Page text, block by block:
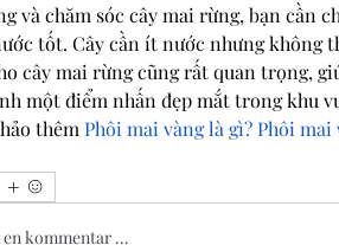
và chăm sóc cây mai rừng, bạn cần
tốt. Cây cần ít nước nhưng không
cây mai rừng cũng rất quan trọng,
một điểm nhấn đẹp mắt trong khu
thêm Phôi mai vàng là gì? Phôi mai
en kommentar …